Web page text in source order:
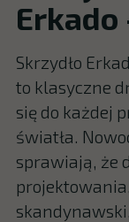
Erkado
Skrzydło
to klasyczne
się do każdej
światła.
sprawiają, że